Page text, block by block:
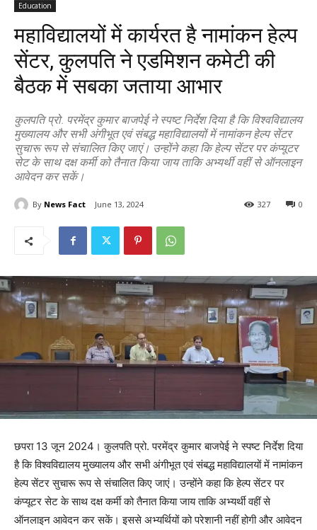
Education
महाविद्यालयों में कार्यरत है नामांकन हेल्प
सेंटर, कुलपति ने एडमिशन कमेटी की
बैठक में सबका जताया आभार
कुलपति प्रो. परमेंद्र कुमार बाजपेई ने स्पष्ट निर्देश दिया है कि विश्वविद्यालय
मुख्यालय और सभी अंगीभूत एवं संबद्ध महाविद्यालयों में नामांकन हेल्प सेंटर
सुचारू रूप से संचालित किए जाएं। उन्होंने कहा कि हेल्प सेंटर पर कंप्यूटर
सेट के साथ दक्ष कर्मी को तैनात किया जाय ताकि अभ्यर्थी वहीं से ऑनलाइन
आवेदन कर सकें।
By News Fact June 13, 2024 0
327
छपरा 13 जून 2024। कुलपति प्रो. परमेंद्र कुमार बाजपेई ने स्पष्ट निर्देश दिया
है कि विश्वविद्यालय मुख्यालय और सभी अंगीभूत एवं संबद्ध महाविद्यालयों में नामांकन
हेल्प सेंटर सुचारू रूप से संचालित किए जाएं। उन्होंने कहा कि हेल्प सेंटर पर
कंप्यूटर सेट के साथ दक्ष कर्मी को तैनात किया जाय ताकि अभ्यर्थी वहीं से
ऑनलाइन आवेदन कर सकें। इससे अभ्यर्थियों को परेशानी नहीं होगी और आवेदन